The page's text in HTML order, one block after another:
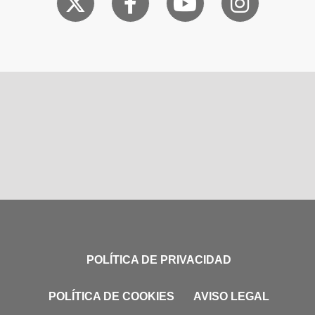
POLÍTICA DE PRIVACIDAD
POLÍTICA DE COOKIES AVISO LEGAL